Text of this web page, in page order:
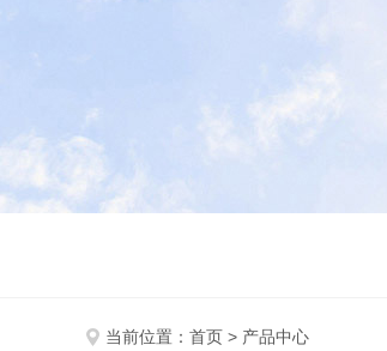
当前位置： 首页 > 产品中心